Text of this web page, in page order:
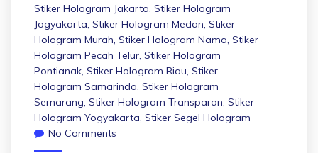
Stiker Hologram Jakarta, Stiker Hologram
Jogyakarta, Stiker Hologram Medan, Stiker
Hologram Murah, Stiker Hologram Nama, Stiker
Hologram Pecah Telur, Stiker Hologram
Pontianak, Stiker Hologram Riau, Stiker
Hologram Samarinda, Stiker Hologram
Semarang, Stiker Hologram Transparan, Stiker
Hologram Yogyakarta, Stiker Segel Hologram
No Comments